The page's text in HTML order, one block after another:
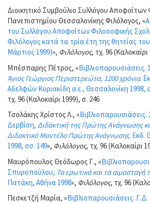
Διοικητικό Συμβούλιο Συλλόγου Αποφοίτων
Πανεπιστημίου Θεσσαλονίκης Φιλόλογος, «
του Συλλόγου Αποφοίτων Φιλοσοφικής
Φιλόλογος κατά τα τρία έτη της θητείας
Μάρτιος 1999)», Φιλόλογος, τχ. 96
Μπέσπαρης Πέτρος, «Βιβλιοπαρουσιάσεις.
Άγιος Γεώργιος Περιστερεώτα, 1200 χρόνια.
Αδελφών Κυριακίδη α.ε., Θεσσαλονίκη 1998,
τχ. 96 (Καλοκαίρι 1999), σ. 246
Τσολάκης Χρίστος Λ., «Βιβλιοπαρουσιάσεις.
Δερβίση, Διδακτική της Πρώτης Ανάγνωσης
Διδακτικό Μοντέλο Πρώτης Ανάγνωσης. Εκδ.
1998, σσ. 149», Φιλόλογος, τχ. 96 (Καλοκαίρι
Μαυρόπουλος Θεόδωρος Γ., «
Σπυροπούλου, Τα ερωτικά και τα
Πατάκη, Αθήνα 1998», Φιλόλογος, τχ. 96
Πεσκετζή Μαρία, «Βιβλιοπαρουσιάσεις.